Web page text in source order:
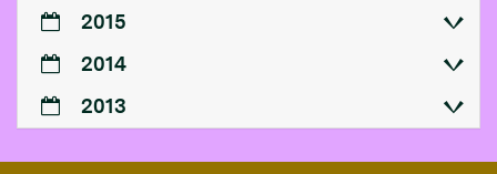
2015
2014
2013